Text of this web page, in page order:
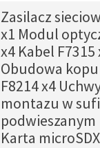
Zasilacz
x1 Modul
x4 Kabel F7315
Obudowa
F8214 x4
montazu w
podwieszanym
Karta